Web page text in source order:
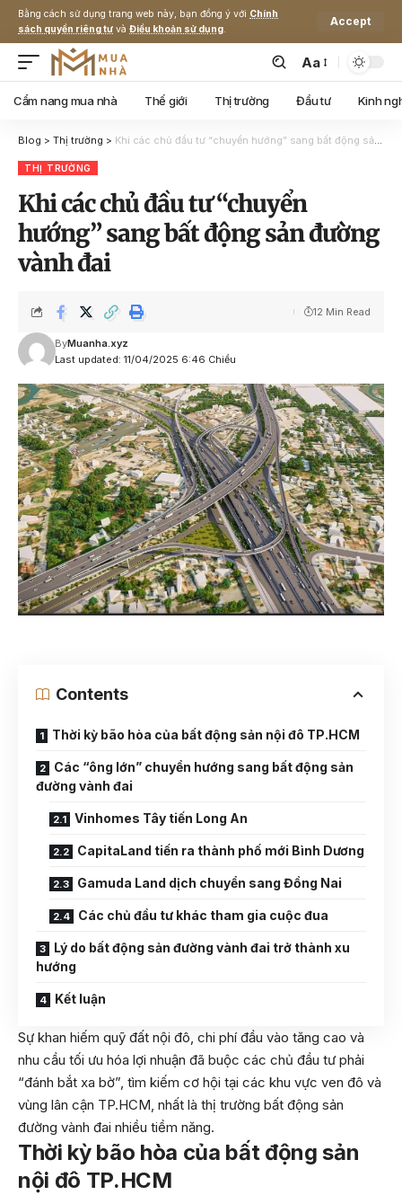
Bằng cách sử dụng trang web này, bạn đồng ý với Chính
sách quyền riêng tư và Điều khoản sử dụng.
Accept
Aa
Cẩm nang mua nhà Thế giới Thị trường Đầu tư Kinh
Blog > Thị trường > Khi các chủ đầu tư “chuyển hướng” sang bất động sản đường vành đai
THỊ TRƯỜNG
Khi các chủ đầu tư “chuyển
hướng” sang bất động sản đường
vành đai
Last updated: 11/04/2025 6:46 Chiều
ByMuanha.xyz
12 Min Read
Contents
Thời kỳ bão hòa của bất động sản nội đô TP.HCM
Các “ông lớn” chuyển hướng sang bất động sản
đường vành đai
Vinhomes Tây tiến Long An
CapitaLand tiến ra thành phố mới Bình Dương
Gamuda Land dịch chuyển sang Đồng Nai
Các chủ đầu tư khác tham gia cuộc đua
Lý do bất động sản đường vành đai trở thành xu
hướng
Kết luận
Sự khan hiếm quỹ đất nội đô, chi phí đầu vào tăng cao và
nhu cầu tối ưu hóa lợi nhuận đã buộc các chủ đầu tư phải
“đánh bắt xa bờ”, tìm kiếm cơ hội tại các khu vực ven đô và
vùng lân cận TP.HCM, nhất là thị trường bất động sản
đường vành đai nhiều tiềm năng.
Thời kỳ bão hòa của bất động sản
nội đô TP.HCM